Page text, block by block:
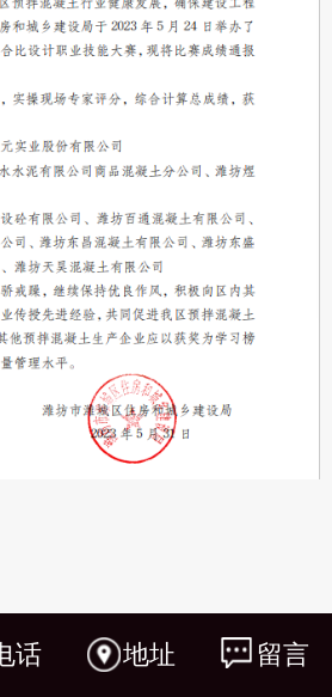
话 地址 留言